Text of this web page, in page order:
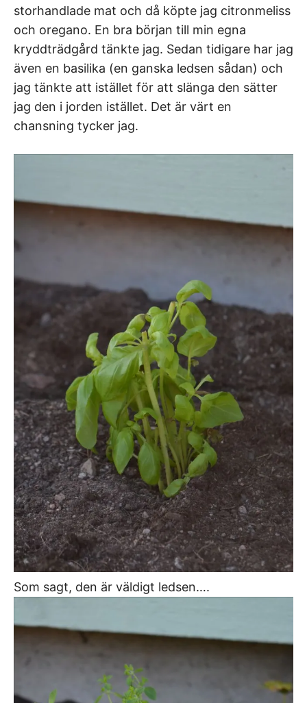
storhandlade mat och då köpte jag citronmeliss
och oregano. En bra början till min egna
kryddträdgård tänkte jag. Sedan tidigare har jag
även en basilika (en ganska ledsen sådan) och
jag tänkte att istället för att slänga den sätter
jag den i jorden istället. Det är värt en
chansning tycker jag.
Som sagt, den är väldigt ledsen….